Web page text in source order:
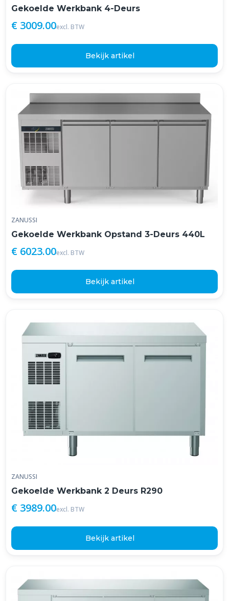
Gekoelde Werkbank 4-Deurs
€ 3009.00excl. BTW
Bekijk artikel
ZANUSSI
Gekoelde Werkbank Opstand 3-Deurs 440L
€ 6023.00excl. BTW
Bekijk artikel
ZANUSSI
Gekoelde Werkbank 2 Deurs R290
€ 3989.00excl. BTW
Bekijk artikel